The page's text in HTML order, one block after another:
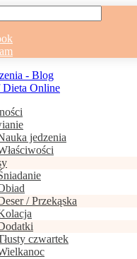
jedzenia
/ Przekąska
czwartek